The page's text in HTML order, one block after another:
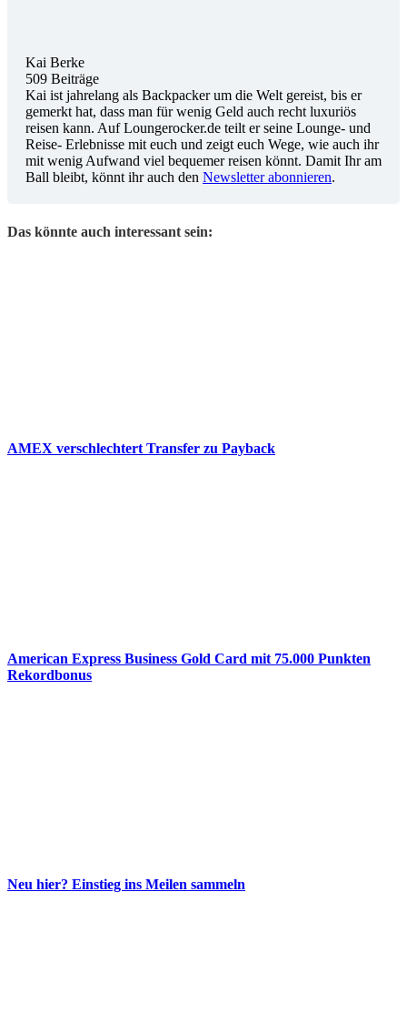
Kai Berke
509 Beiträge
Kai ist jahrelang als Backpacker um die Welt gereist, bis er
gemerkt hat, dass man für wenig Geld auch recht luxuriös
reisen kann. Auf Loungerocker.de teilt er seine Lounge- und
Reise- Erlebnisse mit euch und zeigt euch Wege, wie auch ihr
mit wenig Aufwand viel bequemer reisen könnt. Damit Ihr am
Ball bleibt, könnt ihr auch den Newsletter abonnieren.
Das könnte auch interessant sein:
AMEX verschlechtert Transfer zu Payback
American Express Business Gold Card mit 75.000 Punkten
Rekordbonus
Neu hier? Einstieg ins Meilen sammeln